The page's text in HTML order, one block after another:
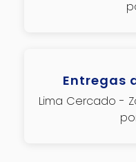
Entregas
Lima Cercado -